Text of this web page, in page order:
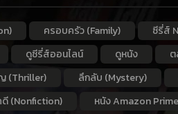
ครอบครัว (Family) ซีรี่ส์
ดูซีรี่ส์ออนไลน์ ดูหนัง
(Thriller) ลึกลับ (Mystery)
(Nonfiction) หนัง Amazon Prime